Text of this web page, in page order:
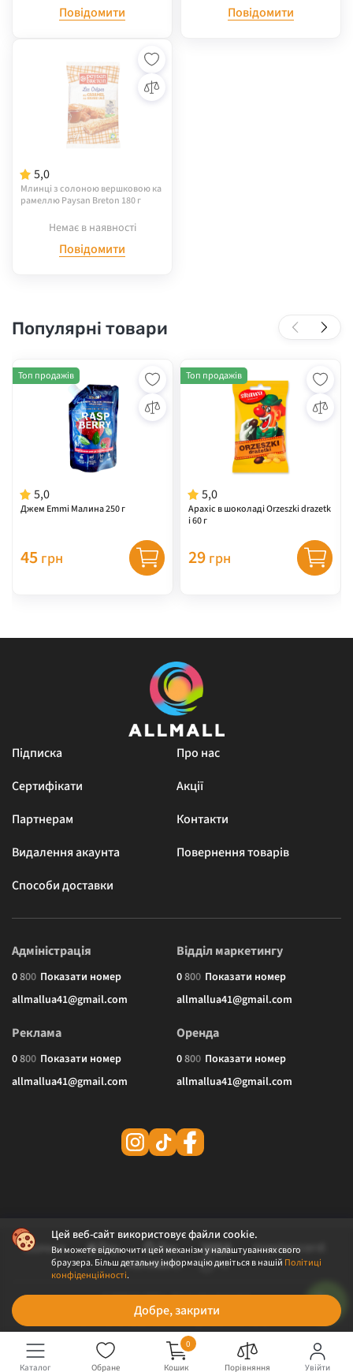
Каталог Обране
0
Кошик
Порівняння Увійти
Повідомити Повідомити
5,0
Млинці з солоною вершковою ка
рамеллю Paysan Breton 180 г
Немає в наявності
Повідомити
Популярні товари
5,0
Джем Emmi Малина 250 г
Топ продажів
45 грн
5,0
Арахіс в шоколаді Orzeszki drazetk
i 60 г
Топ продажів
29 грн
Цей веб-сайт використовує файли cookie.
Ви можете відключити цей механізм у налаштуваннях свого
браузера. Більш детальну інформацію дивіться в нашій Політиці
конфіденційності.
Добре, закрити
Підписка
Про нас
Сертифікати
Акції
Партнерам
Контакти
Видалення акаунта
Повернення товарів
Способи доставки
Адміністрація
0800 Показати номер
allmallua41@gmail.com
Відділ маркетингу
0800 Показати номер
allmallua41@gmail.com
Реклама
0800 Показати номер
allmallua41@gmail.com
Оренда
0800 Показати номер
allmallua41@gmail.com
© 2026 ALLMALL. Всі права захищені.
Політика конфіденційності